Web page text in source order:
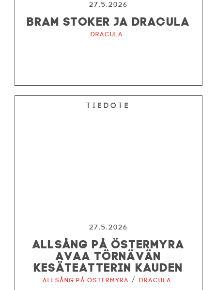
27.5.2026
BRAM STOKER JA DRACULA
Dracula
Tiedote
27.5.2026
ALLSÅNG PÅ ÖSTERMYRA
AVAA TÖRNÄVÄN
KESÄTEATTERIN KAUDEN
Allsång på Östermyra / Dracula